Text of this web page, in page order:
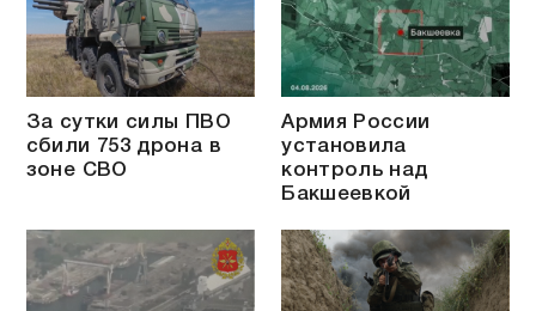
За сутки силы ПВО
сбили 753 дрона в
зоне СВО
Армия России
установила
контроль над
Бакшеевкой